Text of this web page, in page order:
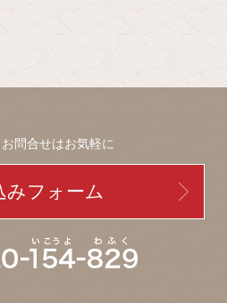
問合せはお気軽に
みフォーム